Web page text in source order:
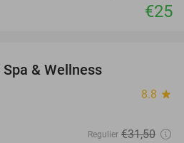
€25
Spa & Wellness
8.8 star
Regulier €31,50